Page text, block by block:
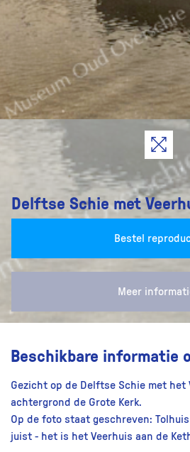
Delftse Schie met
Bestel
Meer
Beschikbare informatie
Gezicht op de Delftse Schie met het
achtergrond de Grote Kerk.
Op de foto staat geschreven:
juist - het is het Veerhuis aan de